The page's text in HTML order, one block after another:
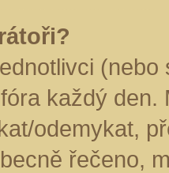
každý
odemykat,
řečeno,